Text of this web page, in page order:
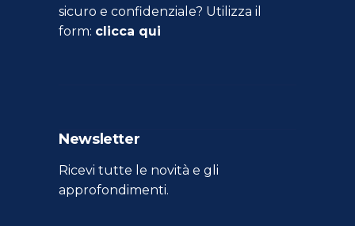
sicuro e confidenziale? Utilizza il
form: clicca qui
Newsletter
Ricevi tutte le novità e gli
approfondimenti.